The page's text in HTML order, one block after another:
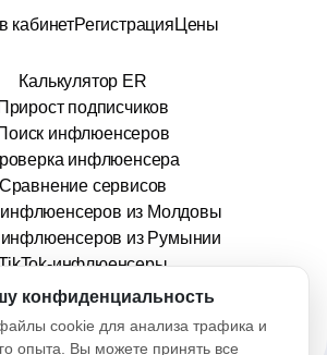
кабинетРегистрация Цены
Калькулятор ER
Прирост подписчиков
инфлюенсеров
инфлюенсера
Сравнение сервисов
из Молдовы
из Румынии
инфлюенсеры
info@stars.md
конфиденциальность
cookie для анализа трафика и
опыта. Вы можете принять все